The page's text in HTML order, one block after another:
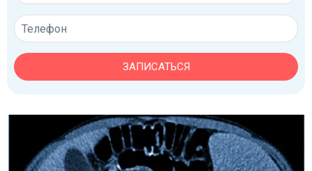
ЗАПИСАТЬСЯ